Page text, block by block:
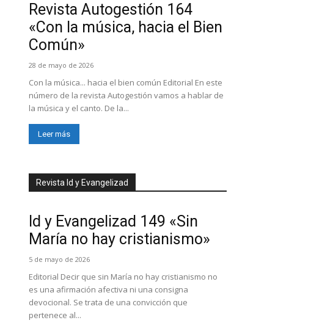
Revista Autogestión 164
«Con la música, hacia el Bien
Común»
28 de mayo de 2026
Con la música... hacia el bien común Editorial En este
número de la revista Autogestión vamos a hablar de
la música y el canto. De la...
Leer más
Revista Id y Evangelizad
Id y Evangelizad 149 «Sin
María no hay cristianismo»
5 de mayo de 2026
Editorial Decir que sin María no hay cristianismo no
es una afirmación afectiva ni una consigna
devocional. Se trata de una convicción que
pertenece al...